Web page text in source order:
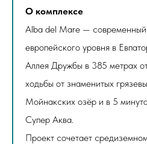
О комплексе
Alba del Mare — современный
европейского уровня в
Аллея Дружбы в 385 метрах
ходьбы от знаменитых
Мойнакских озёр и в 5
Супер Аква.
Проект сочетает